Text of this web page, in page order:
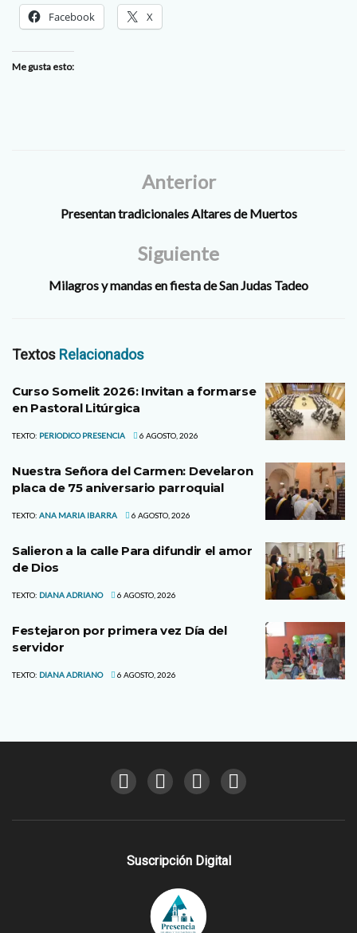
Facebook X
Me gusta esto:
Anterior
Presentan tradicionales Altares de Muertos
Siguiente
Milagros y mandas en fiesta de San Judas Tadeo
Textos Relacionados
Curso Somelit 2026: Invitan a formarse
en Pastoral Litúrgica
TEXTO: PERIODICO PRESENCIA 6 AGOSTO, 2026
Nuestra Señora del Carmen: Develaron
placa de 75 aniversario parroquial
TEXTO: ANA MARIA IBARRA 6 AGOSTO, 2026
Salieron a la calle Para difundir el amor
de Dios
TEXTO: DIANA ADRIANO 6 AGOSTO, 2026
Festejaron por primera vez Día del
servidor
TEXTO: DIANA ADRIANO 6 AGOSTO, 2026
Suscripción Digital